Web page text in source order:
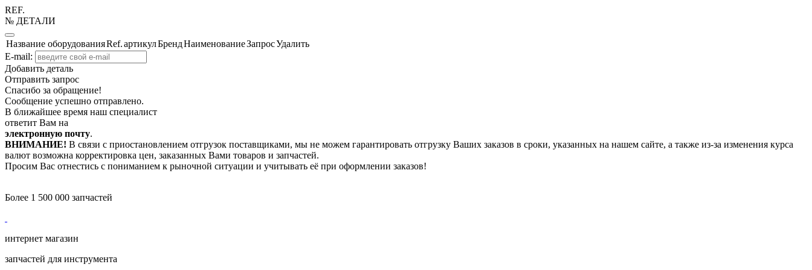
REF.
№ ДЕТАЛИ
Название оборудованияRef.артикулБрендНаименованиеЗапросУдалить
E-mail:
Добавить деталь
Отправить запрос
Спасибо за обращение!
Сообщение успешно отправлено.
В ближайшее время наш специалист
ответит Вам на
электронную почту.
ВНИМАНИЕ! В связи с приостановлением отгрузок поставщиками, мы не можем гарантировать отгрузку Ваших заказов в сроки, указанных на нашем сайте, а также из-за изменения курса
валют возможна корректировка цен, заказанных Вами товаров и запчастей.
Просим Вас отнестись с пониманием к рыночной ситуации и учитывать её при оформлении заказов!
Более 1 500 000 запчастей
интернет магазин
запчастей для инструмента